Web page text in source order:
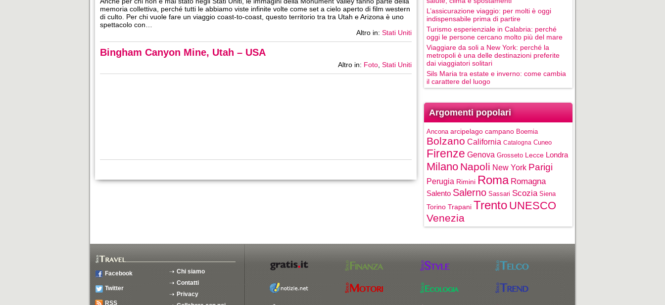
memoria collettiva, perché tutti le abbiamo viste infinite volte come set a cielo aperto di film western
di culto. Per chi vuole fare un viaggio coast-to-coast, questo territorio tra tra Utah e Arizona è uno
spettacolo con…
Altro in: Stati Uniti
Bingham Canyon Mine, Utah – USA
Altro in: Foto Stati Uniti
L’assicurazione viaggio: per molti è oggi
indispensabile prima di partire
Turismo esperienziale in Calabria: perché
oggi le persone cercano molto più del mare
Viaggiare da soli a New York: perché la
metropoli è una delle destinazioni preferite
dai viaggiatori solitari
Sils Maria tra estate e inverno: come cambia
il carattere del luogo
Argomenti popolari
Ancona arcipelago campano Boemia
Bolzano California Catalogna Cuneo
Firenze Genova Grosseto Lecce Londra
Milano Napoli New York Parigi
Perugia Rimini Roma Romagna
Salento Salerno Sassari Scozia Siena
Torino Trapani Trento UNESCO
Venezia
Facebook
Twitter
RSS
Chi siamo
Contatti
Privacy